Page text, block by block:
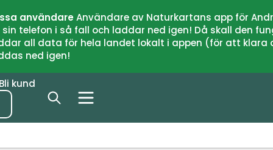
användareAnvändare av Naturkartans app för
telefon i så fall och laddar ned igen! Då skall den
all data för hela landet lokalt i appen (för att
ned igen!
Bli kund